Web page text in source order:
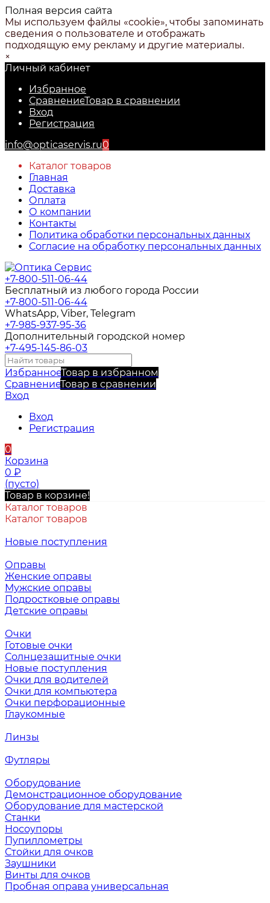
Полная версия сайта
Мы используем файлы «cookie», чтобы запоминать
сведения о пользователе и отображать
подходящую ему рекламу и другие материалы.
×
Личный кабинет
Избранное
СравнениеТовар в сравнении
Вход
Регистрация
info@opticaservis.ru0
Каталог товаров
Главная
Доставка
Оплата
О компании
Контакты
Политика обработки персональных данных
Согласие на обработку персональных данных
+7-800-511-06-44
Бесплатный из любого города России
+7-800-511-06-44
WhatsApp, Viber, Telegram
+7-985-937-95-36
Дополнительный городской номер
+7-495-145-86-03
ИзбранноеТовар в избранном
СравнениеТовар в сравнении
Вход
Вход
Регистрация
0
Корзина
0 ₽
(пусто)
Товар в корзине!
Каталог товаров
Каталог товаров
Новые поступления
Оправы
Женские оправы
Мужские оправы
Подростковые оправы
Детские оправы
Очки
Готовые очки
Солнцезащитные очки
Новые поступления
Очки для водителей
Очки для компьютера
Очки перфорационные
Глаукомные
Линзы
Футляры
Оборудование
Демонстрационное оборудование
Оборудование для мастерской
Станки
Носоупоры
Пупиллометры
Стойки для очков
Заушники
Винты для очков
Пробная оправа универсальная